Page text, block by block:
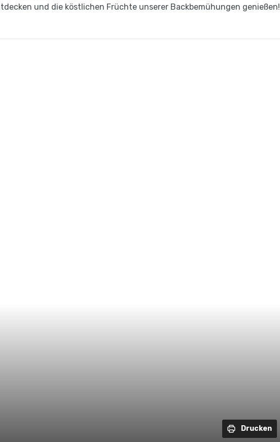
und die köstlichen Früchte unserer Backbemühungen genießen!
Drucken